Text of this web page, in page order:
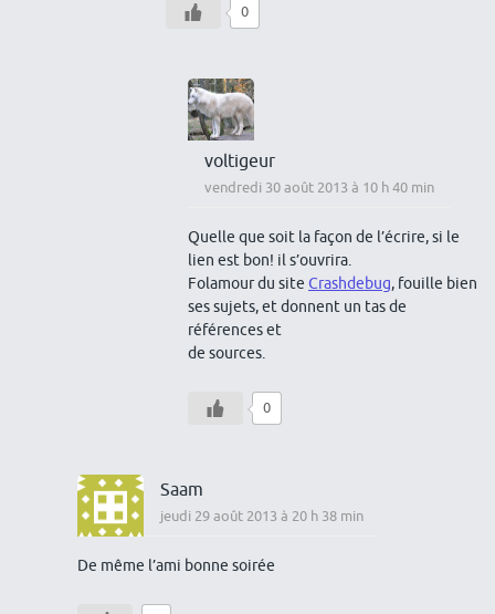
0
voltigeur
vendredi 30 août 2013 à 10 h 40 min
Quelle que soit la façon de l’écrire, si le
lien est bon! il s’ouvrira.
Folamour du site Crashdebug, fouille bien
ses sujets, et donnent un tas de
références et
de sources.
0
Saam
jeudi 29 août 2013 à 20 h 38 min
De même l’ami bonne soirée